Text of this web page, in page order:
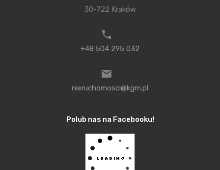
popularnością. W 2014 roku kredytobiorcy
wykorzystali 35% dostępnych funduszy, w 2015 –
młodych” jest ogromne. Oferty gotowych mieszkań
Wawel Service z MDM, jak np. Piasta Park,
Krygowskiego czy ekologiczne domy w
Michałowicach budzą największe zainteresowanie
30-722 Kraków
+48 504 295 032
nieruchomosci@kgm.pl
Polub nas na Facebooku!